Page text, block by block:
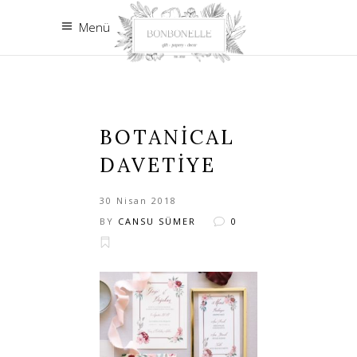
Menü
BOTANICAL
DAVETIYE
30 Nisan 2018
BY CANSU SÜMER 0